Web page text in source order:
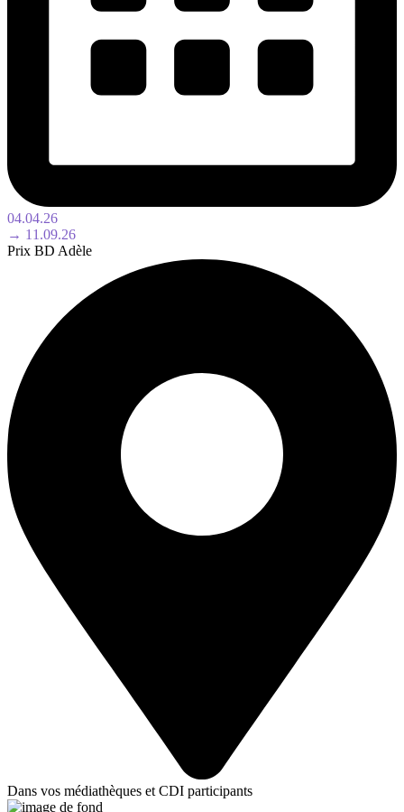
04.04.26
→ 11.09.26
Prix BD Adèle
Dans vos médiathèques et CDI participants